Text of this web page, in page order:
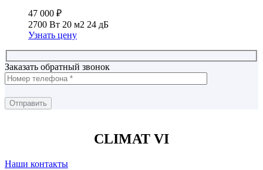
47 000 ₽
2700 Вт 20 м2 24 дБ
Узнать цену
Заказать обратный звонок
CLIMAT VI
Наши контакты